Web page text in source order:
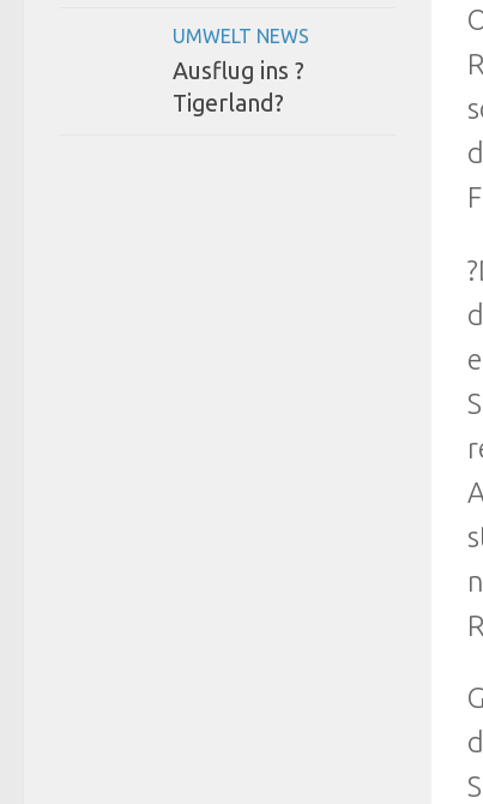
UMWELT NEWS
Ausflug ins ?
Tigerland?